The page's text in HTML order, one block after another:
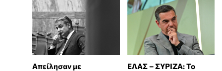
Απείλησαν με
ΕΛΑΣ – ΣΥΡΙΖΑ: Το